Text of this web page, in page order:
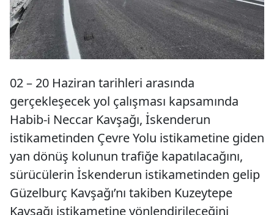
02 – 20 Haziran tarihleri arasında
gerçekleşecek yol çalışması kapsamında
Habib-i Neccar Kavşağı, İskenderun
istikametinden Çevre Yolu istikametine giden
yan dönüş kolunun trafiğe kapatılacağını,
sürücülerin İskenderun istikametinden gelip
Güzelburç Kavşağı’nı takiben Kuzeytepe
Kavşağı istikametine yönlendirileceğini